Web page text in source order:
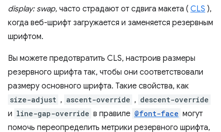
display: swap, часто страдают от сдвига макета ( CLS ),
когда веб-шрифт загружается и заменяется резервным
шрифтом.
Вы можете предотвратить CLS, настроив размеры
резервного шрифта так, чтобы они соответствовали
размеру основного шрифта. Такие свойства, как
size-adjust , ascent-override , descent-override
и line-gap-override в правиле @font-face могут
помочь переопределить метрики резервного шрифта,